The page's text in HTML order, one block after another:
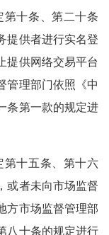
十条、第二十条
提供者进行实名登
提供网络交易平台
管理部门依照《中
条第一款的规定进
第十五条、第十六
或者未向市场监督
方市场监督管理部
八十条的规定进行